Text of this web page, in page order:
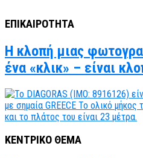
ΕΠΙΚΑΙΡΟΤΗΤΑ
Η κλοπή μιας
ένα «κλικ» – είναι
ΚΕΝΤΡΙΚΟ ΘΕΜΑ